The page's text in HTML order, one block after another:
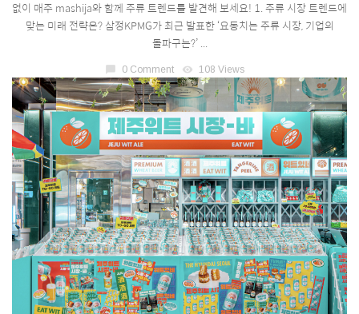
없이 매주 mashija와 함께 주류 트렌드를 발견해 보세요! 1. 주류 시장 트렌드에
맞는 미래 전략은? 삼정KPMG가 최근 발표한 ‘요동치는 주류 시장, 기업의
돌파구는?’ ...
0 Comment visibility 108 Views